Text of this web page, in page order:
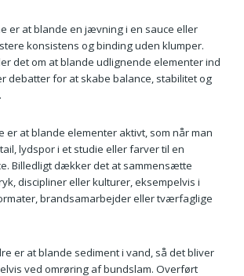
er at blande en jævning i en sauce eller
konsistens og binding uden klumper.
det om at blande udlignende elementer ind
debatter for at skabe balance, stabilitet og
er at blande elementer aktivt, som når man
lydspor i et studie eller farver til en
Billedligt dækker det at sammensætte
discipliner eller kulturer, eksempelvis i
brandsamarbejder eller tværfaglige
er at blande sediment i vand, så det bliver
ved omrøring af bundslam. Overført